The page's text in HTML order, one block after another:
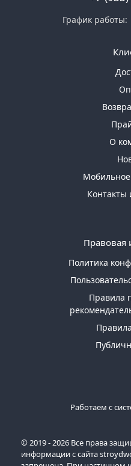
График работы:
О
Контакты
Правовая
Политика
Правила
Работаем с
© 2019 - 2026 Все права
информации с сайта